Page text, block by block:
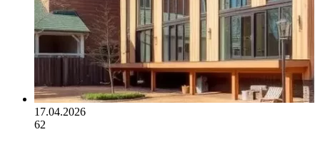
17.04.2026
62